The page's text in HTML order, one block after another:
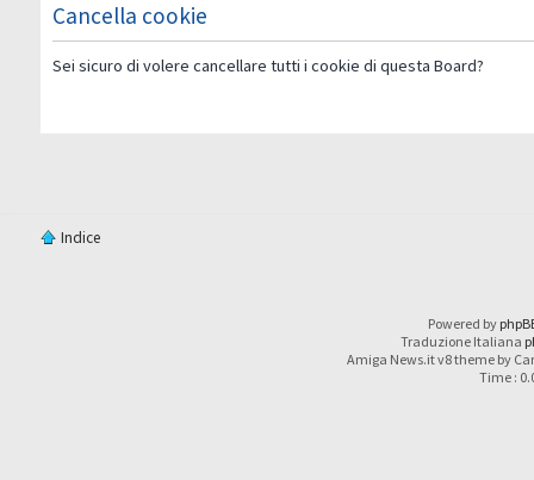
Cancella cookie
Sei sicuro di volere cancellare tutti i cookie di questa Board?
Indice
Powered by
Traduzione Italiana
Amiga News.it v8 theme by
Time :